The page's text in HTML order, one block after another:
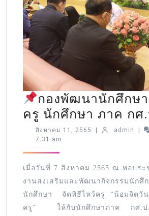
กองพัฒนานักศึกษ
ครู นักศึกษา ภาค กศ
สิงหาคม 11, 2565 | admin |
7:31 am
เมื่อวันที่ 7 สิงหาคม 2565 ณ หอประ
งานส่งเสริมและพัฒนากิจกรรมนัก
นักศึกษา จัดพิธีไหว้ครู “น้อมจิตวั
ครู” ให้กับนักศึกษาภาค กศ.